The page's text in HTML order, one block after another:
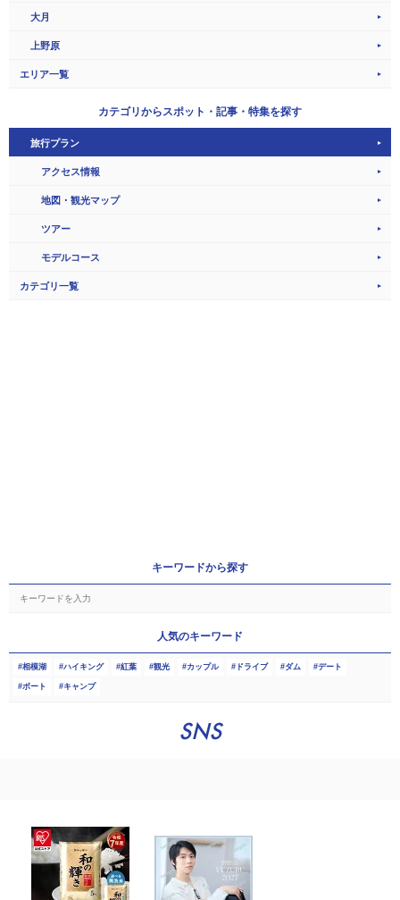
大月
上野原
エリア一覧
カテゴリからスポット・記事・特集を探す
旅行プラン
アクセス情報
地図・観光マップ
ツアー
モデルコース
カテゴリ一覧
キーワードから探す
人気のキーワード
相模湖 ハイキング 紅葉 観光 カップル ドライブ ダム デート
ボート キャンプ
SNS